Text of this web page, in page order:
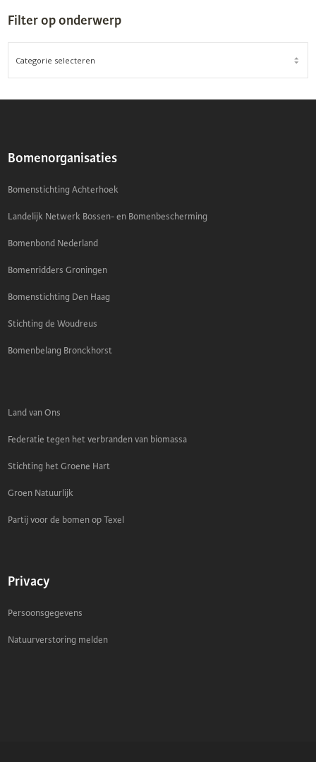
Filter op onderwerp
FILTER
Bomenorganisaties
Bomenstichting Achterhoek
Landelijk Netwerk Bossen- en Bomenbescherming
Bomenbond Nederland
Bomenridders Groningen
Bomenstichting Den Haag
Stichting de Woudreus
Bomenbelang Bronckhorst
Land van Ons
Federatie tegen het verbranden van biomassa
Stichting het Groene Hart
Groen Natuurlijk
Partij voor de bomen op Texel
Privacy
Persoonsgegevens
Natuurverstoring melden